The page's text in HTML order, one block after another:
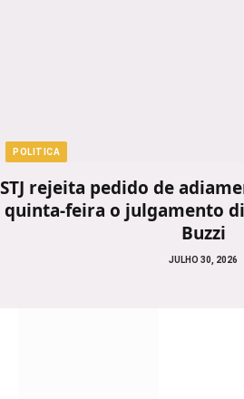
POLITICA
STJ rejeita pedido de
quinta-feira o julgamento
Buzzi
JULHO 30, 2026